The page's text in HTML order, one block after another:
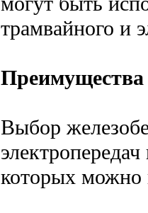
трамвайного и
Преимущества
Выбор
которых можно